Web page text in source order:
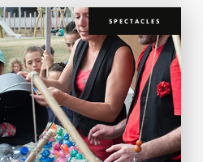
SPECTACLES